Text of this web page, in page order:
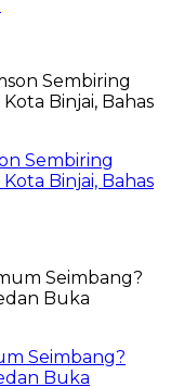
Sembiring
Binjai, Bahas
Seimbang?
Buka